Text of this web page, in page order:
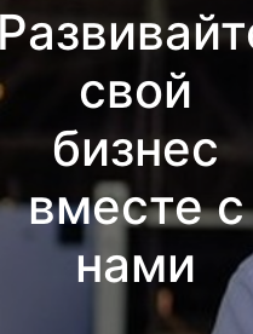
свой
бизнес
вместе с
нами